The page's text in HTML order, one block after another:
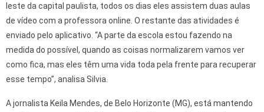
leste da capital paulista, todos os dias eles assistem duas aulas
de vídeo com a professora online. O restante das atividades é
enviado pelo aplicativo. “A parte da escola estou fazendo na
medida do possível, quando as coisas normalizarem vamos ver
como fica, mas eles têm uma vida toda pela frente para recuperar
esse tempo”, analisa Silvia.
A jornalista Keila Mendes, de Belo Horizonte (MG), está mantendo